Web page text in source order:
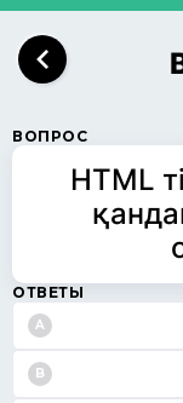
ВОПРОС
HTML
ОТВЕТЫ
A
B